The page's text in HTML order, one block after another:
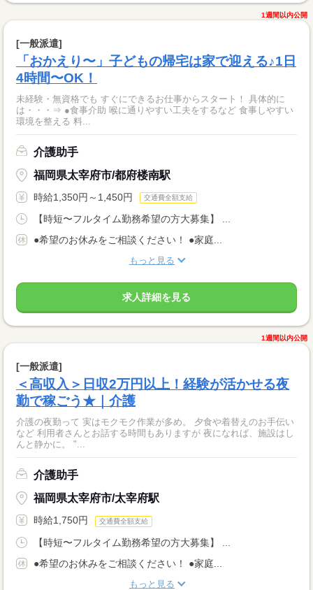
1週間以内公開
[一般派遣]
「おかえり〜」子どもの帰宅は家で迎える♪1日
4時間〜OK！
未経験・無資格でも すぐにできるお仕事からスタート！ 具体的に
は・・・⇒ ●食事介助 喉に通りやすい工夫をするなど 食事しやすい
環境を整える 料...
介護助手
福岡県太宰府市/都府楼南駅
時給1,350円～1,450円 交通費全額支給
【時短〜フルタイム勤務希望の方大募集】 ...
●希望のお休みをご相談ください！ ●家庭...
もっと見る
求人詳細を見る
1週間以内公開
[一般派遣]
＜高収入＞日収2万円以上！経験が活かせる夜
勤で稼ごう★｜介護
介護の夜勤って 実はモクモク作業が多め。 夕食や着替えのお手伝い
など 利用者さんとお話する時間もありますが 夜になれば、施設はし
んと静かに。 "...
介護助手
福岡県太宰府市/太宰府駅
時給1,750円 交通費全額支給
【時短〜フルタイム勤務希望の方大募集】 ...
●希望のお休みをご相談ください！ ●家庭...
もっと見る